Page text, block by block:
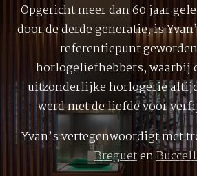
Opgericht meer dan 60 jaar
door de derde generatie, is
referentiepunt
horlogeliefhebbers, waarbij
uitzonderlijke horlogerie
werd met de liefde voor
Yvan’s vertegenwoordigt met
Bregueten